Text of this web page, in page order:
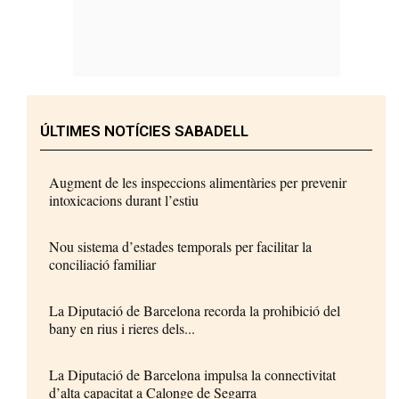
ÚLTIMES NOTÍCIES SABADELL
Augment de les inspeccions alimentàries per prevenir
intoxicacions durant l’estiu
Nou sistema d’estades temporals per facilitar la
conciliació familiar
La Diputació de Barcelona recorda la prohibició del
bany en rius i rieres dels...
La Diputació de Barcelona impulsa la connectivitat
d’alta capacitat a Calonge de Segarra